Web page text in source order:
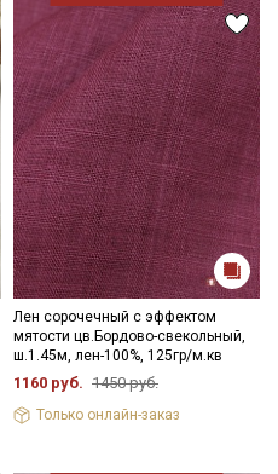
Лен сорочечный с эффектом
мятости цв.Бордово-свекольный,
ш.1.45м, лен-100%, 125гр/м.кв
1160 руб. 1450 руб.
Только онлайн-заказ
тканей
обработки персональных
обработку персональных
рекламных и